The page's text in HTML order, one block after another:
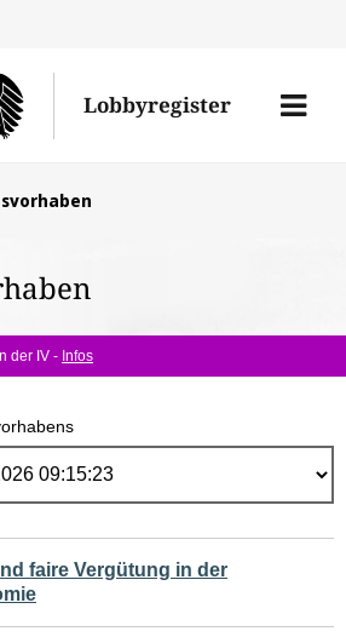
Lobbyregister
Menü
der IV - Infos
faire Vergütung in der